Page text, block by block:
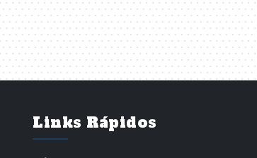
Links Rápidos